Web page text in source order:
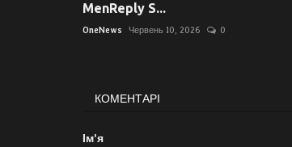
MenReply S...
OneNews Червень 10, 2026 0
КОМЕНТАРІ
Ім'я